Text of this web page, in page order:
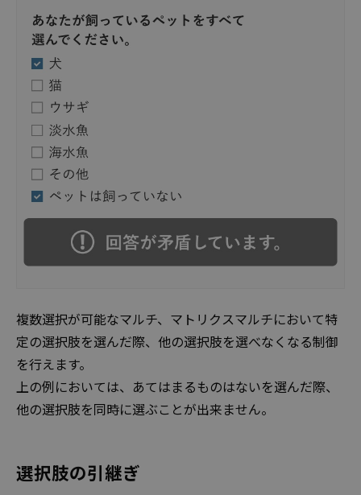
複数選択が可能なマルチ、マトリクスマルチにおいて特
定の選択肢を選んだ際、他の選択肢を選べなくなる制御
を行えます。
上の例においては、あてはまるものはないを選んだ際、
他の選択肢を同時に選ぶことが出来ません。
選択肢の引継ぎ